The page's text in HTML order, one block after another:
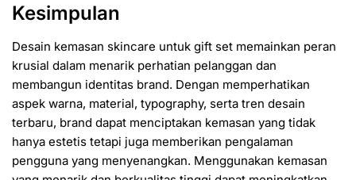
Kesimpulan
Desain kemasan skincare untuk gift set memainkan peran
krusial dalam menarik perhatian pelanggan dan
membangun identitas brand. Dengan memperhatikan
aspek warna, material, typography, serta tren desain
terbaru, brand dapat menciptakan kemasan yang tidak
hanya estetis tetapi juga memberikan pengalaman
pengguna yang menyenangkan. Menggunakan kemasan